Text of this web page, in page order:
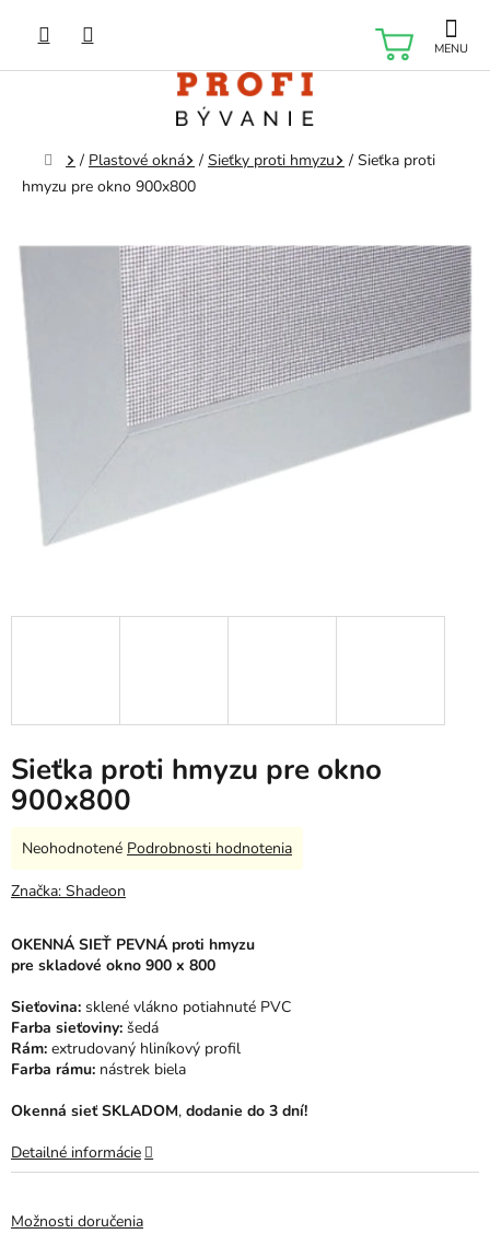
obsah
Domov
/ Plastové okná / Sieťky proti hmyzu / Sieťka proti
hmyzu pre okno 900x800
Sieťka proti hmyzu pre okno
900x800
Možnosti doručenia
OKENNÁ SIEŤ PEVNÁ proti hmyzu
pre skladové okno 900 x 800
Sieťovina: sklené vlákno potiahnuté PVC
Farba sieťoviny: šedá
Rám: extrudovaný hliníkový profil
Farba rámu: nástrek biela
Okenná sieť SKLADOM, dodanie do 3 dní!
Detailné informácie
Priemerné
produktu
z
5
Neohodnotené Podrobnosti hodnotenia
Značka: Shadeon